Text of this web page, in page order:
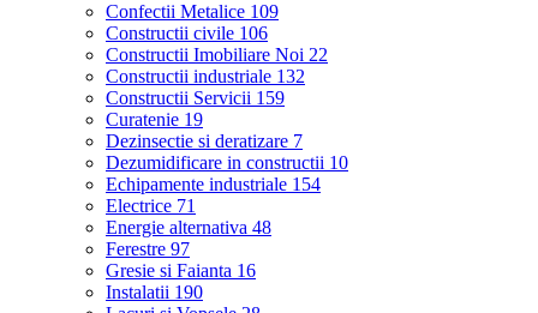
Confectii Metalice 109
Constructii civile 106
Constructii Imobiliare Noi 22
Constructii industriale 132
Constructii Servicii 159
Curatenie 19
Dezinsectie si deratizare 7
Dezumidificare in constructii 10
Echipamente industriale 154
Electrice 71
Energie alternativa 48
Ferestre 97
Gresie si Faianta 16
Instalatii 190